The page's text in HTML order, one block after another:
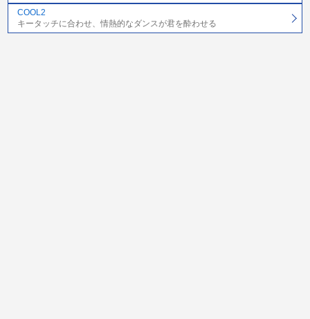
COOL2
キータッチに合わせ、情熱的なダンスが君を酔わせる